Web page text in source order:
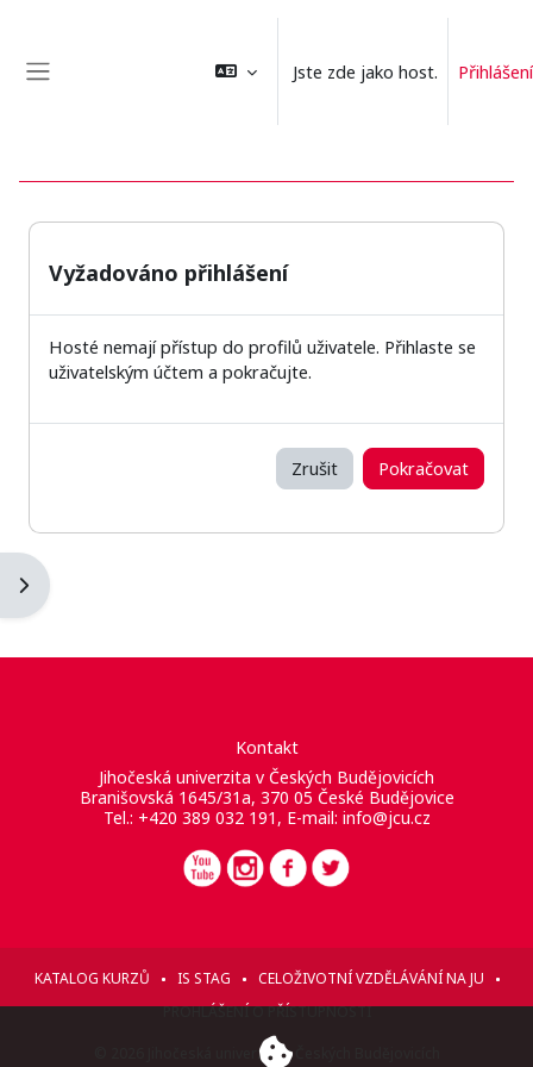
Jste zde jako host. Přihlášení
Otevřít panel bloku
Vyžadováno přihlášení
Hosté nemají přístup do profilů uživatele. Přihlaste se
uživatelským účtem a pokračujte.
Zrušit Pokračovat
Kontakt
Jihočeská univerzita v Českých Budějovicích
Branišovská 1645/31a, 370 05 České Budějovice
Tel.: +420 389 032 191, E-mail: info@jcu.cz
KATALOG KURZŮ IS STAG
CELOŽIVOTNÍ VZDĚLÁVÁNÍ NA JU
PROHLÁŠENÍ O PŘÍSTUPNOSTI
© 2026 Jihočeská univerzita v Českých Budějovicích